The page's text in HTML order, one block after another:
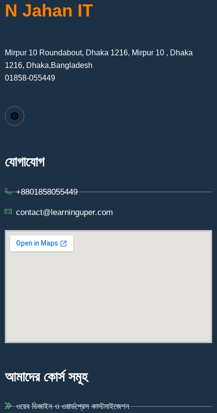
N Jahan IT
Mirpur 10 Roundabout, Dhaka 1216, Mirpur 10 , Dhaka
1216, Dhaka,Bangladesh
01858-055449
যোগাযোগ
+8801858055449
contact@learninguper.com
আমাদের কোর্স সমূহ
ওয়েব ডিজাইন ও ওয়ার্ডপ্রেস কাস্টমাইজেশন